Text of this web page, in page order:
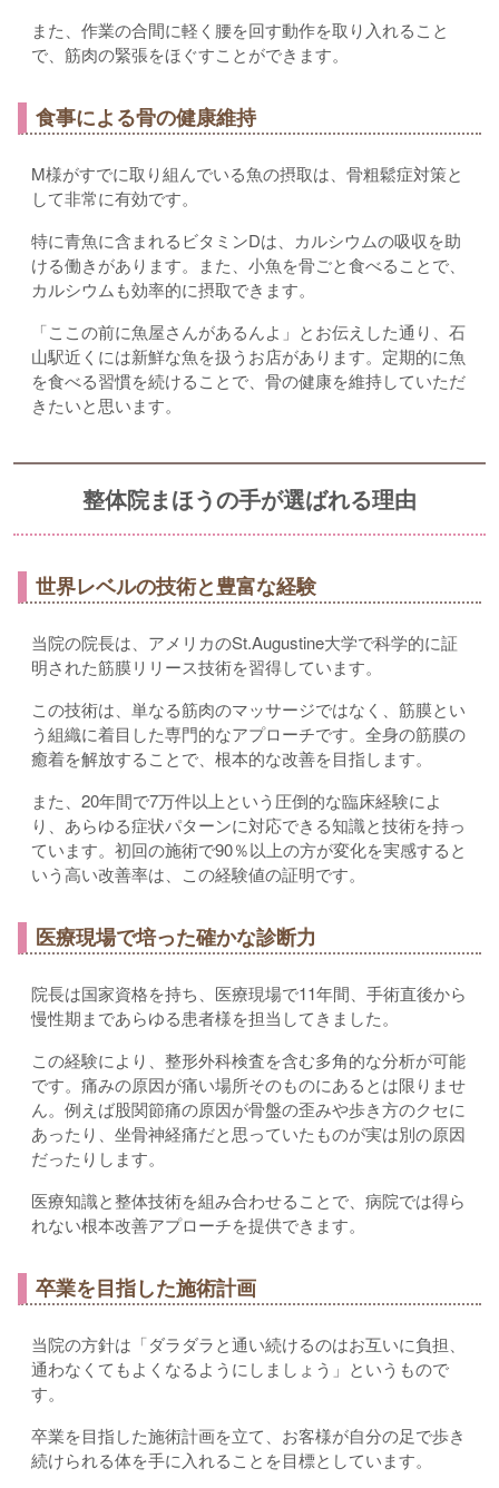
また、作業の合間に軽く腰を回す動作を取り入れること
で、筋肉の緊張をほぐすことができます。
食事による骨の健康維持
M様がすでに取り組んでいる魚の摂取は、骨粗鬆症対策と
して非常に有効です。
特に青魚に含まれるビタミンDは、カルシウムの吸収を助
ける働きがあります。また、小魚を骨ごと食べることで、
カルシウムも効率的に摂取できます。
「ここの前に魚屋さんがあるんよ」とお伝えした通り、石
山駅近くには新鮮な魚を扱うお店があります。定期的に魚
を食べる習慣を続けることで、骨の健康を維持していただ
きたいと思います。
整体院まほうの手が選ばれる理由
世界レベルの技術と豊富な経験
当院の院長は、アメリカのSt.Augustine大学で科学的に証
明された筋膜リリース技術を習得しています。
この技術は、単なる筋肉のマッサージではなく、筋膜とい
う組織に着目した専門的なアプローチです。全身の筋膜の
癒着を解放することで、根本的な改善を目指します。
また、20年間で7万件以上という圧倒的な臨床経験によ
り、あらゆる症状パターンに対応できる知識と技術を持っ
ています。初回の施術で90％以上の方が変化を実感すると
いう高い改善率は、この経験値の証明です。
医療現場で培った確かな診断力
院長は国家資格を持ち、医療現場で11年間、手術直後から
慢性期まであらゆる患者様を担当してきました。
この経験により、整形外科検査を含む多角的な分析が可能
です。痛みの原因が痛い場所そのものにあるとは限りませ
ん。例えば股関節痛の原因が骨盤の歪みや歩き方のクセに
あったり、坐骨神経痛だと思っていたものが実は別の原因
だったりします。
医療知識と整体技術を組み合わせることで、病院では得ら
れない根本改善アプローチを提供できます。
卒業を目指した施術計画
当院の方針は「ダラダラと通い続けるのはお互いに負担、
通わなくてもよくなるようにしましょう」というもので
す。
卒業を目指した施術計画を立て、お客様が自分の足で歩き
続けられる体を手に入れることを目標としています。